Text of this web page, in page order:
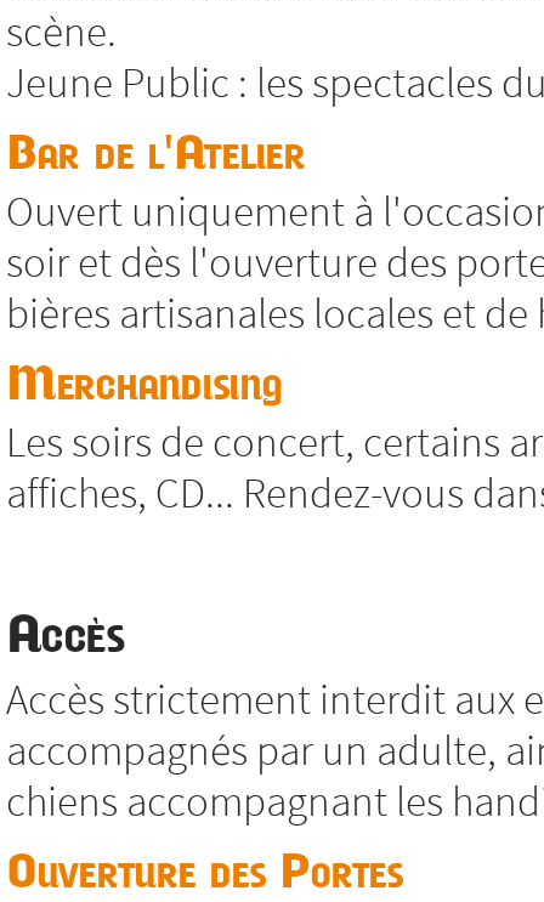
scène.
Jeune Public : les spectacles
Bar de l'Atelier
Ouvert uniquement à
soir et dès l'ouverture des
bières artisanales locales et de
Merchandising
Les soirs de concert, certains
affiches, CD... Rendez-vous
Accès
Accès strictement interdit aux
accompagnés par un adulte,
chiens accompagnant les
Ouverture des Portes